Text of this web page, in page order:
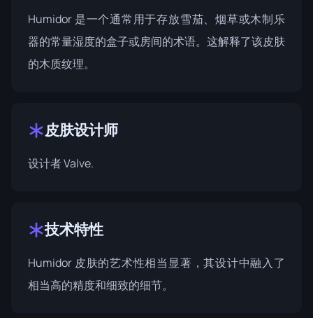
Humidor 是一个通常用于存放雪茄、烟草或木制乐
器的常量湿度的盒子或房间的术语。这解释了该皮肤
的木质纹理。
皮肤设计师
设计者Valve.
技术特性
Humidor 皮肤的艺术性相当显著，其设计中融入了
相当高的精度和细致的细节。